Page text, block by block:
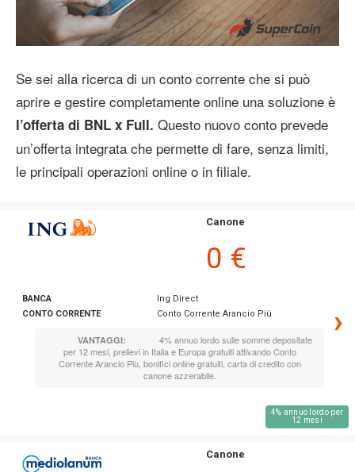
Se sei alla ricerca di un conto corrente che si può
aprire e gestire completamente online una soluzione è
l’offerta di BNL x Full. Questo nuovo conto prevede
un’offerta integrata che permette di fare, senza limiti,
le principali operazioni online o in filiale.
BANCA
Ing Direct
CONTO CORRENTE
Conto Corrente Arancio Più
VANTAGGI:
4% annuo lordo sulle somme depositate
per 12 mesi, prelievi in Italia e Europa gratuiti attivando Conto
Corrente Arancio Più, bonifici online gratuiti, carta di credito con
canone azzerabile.
Canone
0 €
›
4% annuo lordo per
12 mesi
Canone